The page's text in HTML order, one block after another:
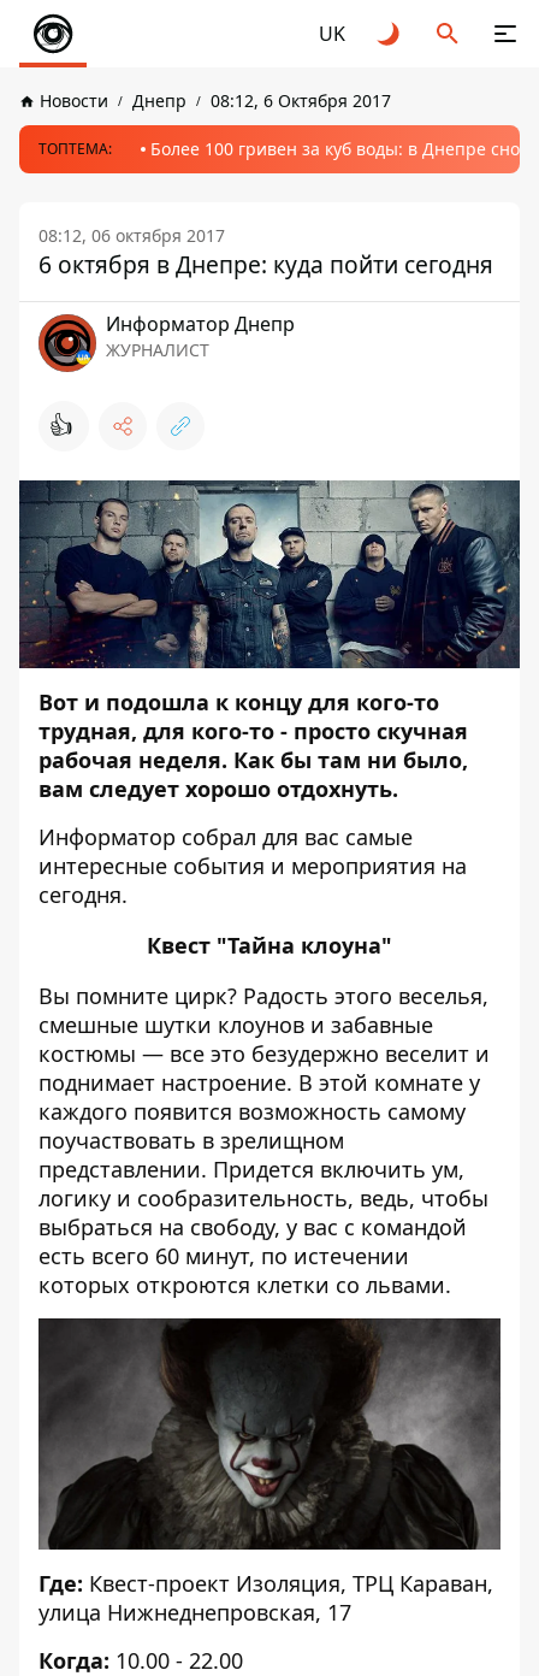
UK
Новости Днепр 08:12, 6 Октября 2017
ТОПТЕМА: Более 100 гривен за куб воды: в Днепре
08:12, 06 октября 2017
6 октября в Днепре: куда пойти сегодня
Информатор Днепр
ЖУРНАЛИСТ
👍
Вот и подошла к концу для кого-то
трудная, для кого-то - просто скучная
рабочая неделя. Как бы там ни было,
вам следует хорошо отдохнуть.
Информатор собрал для вас самые
интересные события и мероприятия на
сегодня.
Квест "Тайна клоуна"
Вы помните цирк? Радость этого веселья,
смешные шутки клоунов и забавные
костюмы — все это безудержно веселит и
поднимает настроение. В этой комнате у
каждого появится возможность самому
поучаствовать в зрелищном
представлении. Придется включить ум,
логику и сообразительность, ведь, чтобы
выбраться на свободу, у вас с командой
есть всего 60 минут, по истечении
которых откроются клетки со львами.
Где: Квест-проект Изоляция, ТРЦ Караван,
улица Нижнеднепровская, 17
Когда: 10.00 - 22.00